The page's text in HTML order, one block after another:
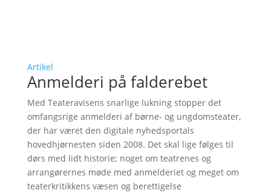
Artikel
Anmelderi på falderebet
Med Teateravisens snarlige lukning stopper det
omfangsrige anmelderi af børne- og ungdomsteater,
der har været den digitale nyhedsportals
hovedhjørnesten siden 2008. Det skal lige følges til
dørs med lidt historie; noget om teatrenes og
arrangørernes møde med anmelderiet og meget om
teaterkritikkens væsen og berettigelse